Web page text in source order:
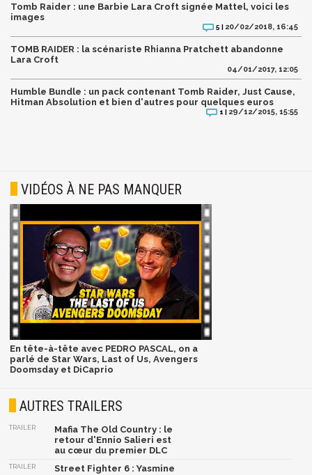
Tomb Raider : une Barbie Lara Croft signée Mattel, voici les
images
5 | 20/02/2018, 16:45
TOMB RAIDER : la scénariste Rhianna Pratchett abandonne
Lara Croft
04/01/2017, 12:05
Humble Bundle : un pack contenant Tomb Raider, Just Cause,
Hitman Absolution et bien d'autres pour quelques euros
1 | 29/12/2015, 15:55
VIDÉOS À NE PAS MANQUER
En tête-à-tête avec PEDRO PASCAL, on a
parlé de Star Wars, Last of Us, Avengers
Doomsday et DiCaprio
AUTRES TRAILERS
TRAILER
Mafia The Old Country : le
retour d'Ennio Salieri est
au cœur du premier DLC
TRAILER
Street Fighter 6 : Yasmine